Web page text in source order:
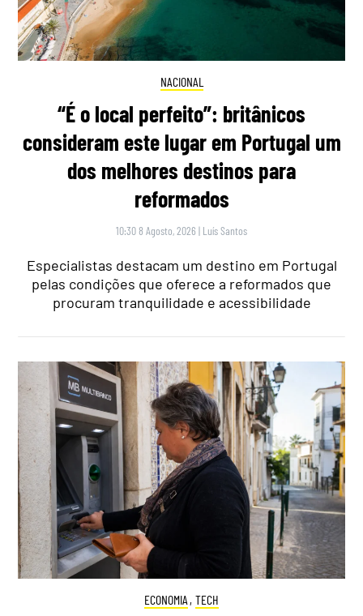
NACIONAL
“É o local perfeito”: britânicos
consideram este lugar em Portugal um
dos melhores destinos para
reformados
10:30 8 Agosto, 2026 | Luís Santos
Especialistas destacam um destino em Portugal
pelas condições que oferece a reformados que
procuram tranquilidade e acessibilidade
ECONOMIA , TECH